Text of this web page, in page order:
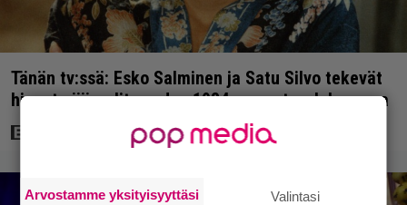
Tänän tv:ssä: Esko Salminen ja Satu Silvo tekevät
hienot pääroolit vuoden 1984 menestyselokuvassa
Arvostamme yksityisyyttäsi Valintasi